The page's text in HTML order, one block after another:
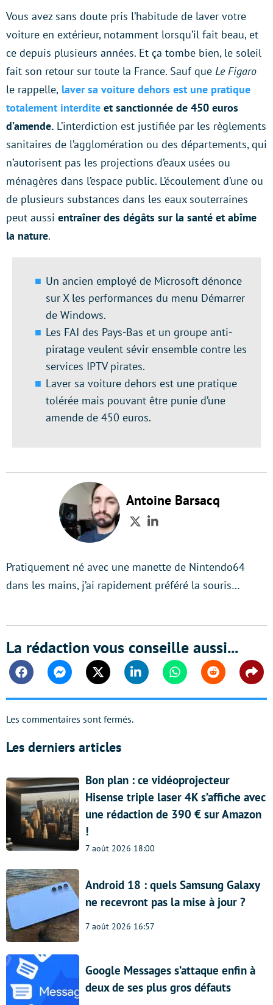
Vous avez sans doute pris l’habitude de laver votre
voiture en extérieur, notamment lorsqu’il fait beau, et
ce depuis plusieurs années. Et ça tombe bien, le soleil
fait son retour sur toute la France. Sauf que Le Figaro
le rappelle, laver sa voiture dehors est une pratique
totalement interdite et sanctionnée de 450 euros
d’amende. L’interdiction est justifiée par les règlements
sanitaires de l’agglomération ou des départements, qui
n’autorisent pas les projections d’eaux usées ou
ménagères dans l’espace public. L’écoulement d’une ou
de plusieurs substances dans les eaux souterraines
peut aussi entraîner des dégâts sur la santé et abîme
la nature.
Un ancien employé de Microsoft dénonce
sur X les performances du menu Démarrer
de Windows.
Les FAI des Pays-Bas et un groupe anti-
piratage veulent sévir ensemble contre les
services IPTV pirates.
Laver sa voiture dehors est une pratique
tolérée mais pouvant être punie d’une
amende de 450 euros.
Antoine Barsacq
TwitterLinkedIn
Pratiquement né avec une manette de Nintendo64
dans les mains, j’ai rapidement préféré la souris…
La rédaction vous conseille aussi...
FacebookMessengerTwitter Linkedin WhatsappReddit
Les commentaires sont fermés.
Les derniers articles
Bon plan : ce vidéoprojecteur
Hisense triple laser 4K s’affiche avec
une rédaction de 390 € sur Amazon
!
7 août 2026 18:00
Android 18 : quels Samsung Galaxy
ne recevront pas la mise à jour ?
7 août 2026 16:57
Google Messages s’attaque enfin à
deux de ses plus gros défauts